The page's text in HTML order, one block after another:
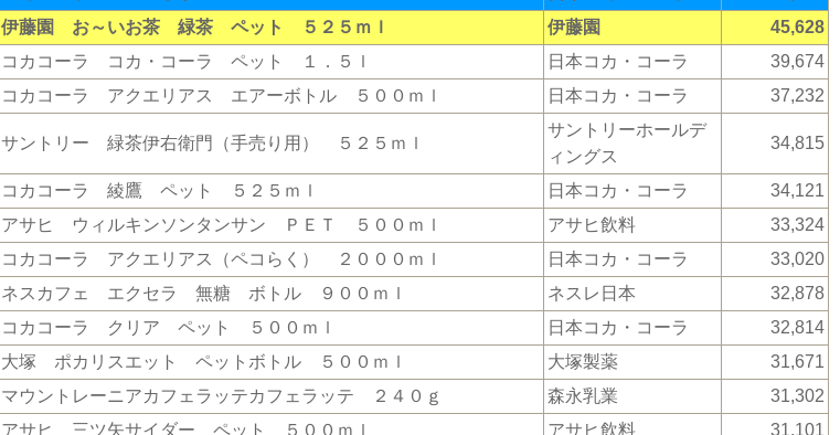
伊藤園 お～いお茶 緑茶 ペット ５２５ｍｌ 伊藤園
45,628
コカコーラ コカ・コーラ ペット １．５ｌ 日本コカ・コーラ
39,674
コカコーラ アクエリアス エアーボトル ５００ｍｌ 日本コカ・コーラ 37,232
サントリー 緑茶伊右衛門（手売り用） ５２５ｍｌ
サントリーホールデ
ィングス
34,815
コカコーラ 綾鷹 ペット ５２５ｍｌ 日本コカ・コーラ
34,121
アサヒ ウィルキンソンタンサン ＰＥＴ ５００ｍｌ アサヒ飲料
33,324
コカコーラ アクエリアス（ペコらく） ２０００ｍｌ 日本コカ・コーラ
33,020
ネスカフェ エクセラ 無糖 ボトル ９００ｍｌ ネスレ日本
32,878
コカコーラ クリア ペット ５００ｍｌ 日本コカ・コーラ
32,814
大塚 ポカリスエット ペットボトル ５００ｍｌ 大塚製薬
31,671
マウントレーニアカフェラッテカフェラッテ ２４０ｇ 森永乳業
31,302
アサヒ 三ツ矢サイダー ペット ５００ｍｌ アサヒ飲料
31,101